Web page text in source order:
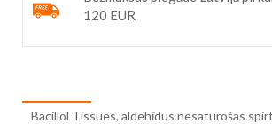
120 EUR
Bacillol Tissues, aldehīdus nesaturošas